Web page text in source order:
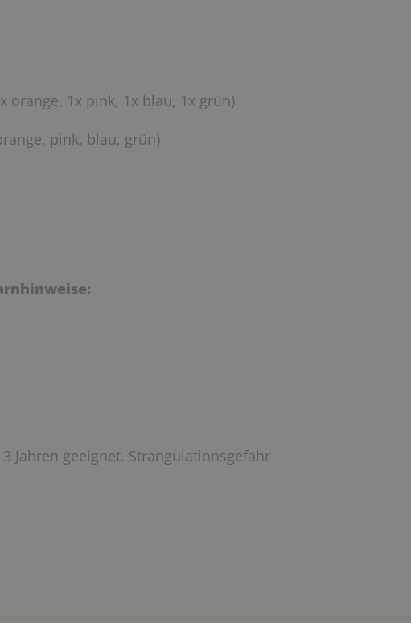
orange, 1x pink, 1x blau, 1x grün)
pink, blau, grün)
Jahren geeignet. Strangulationsgefahr